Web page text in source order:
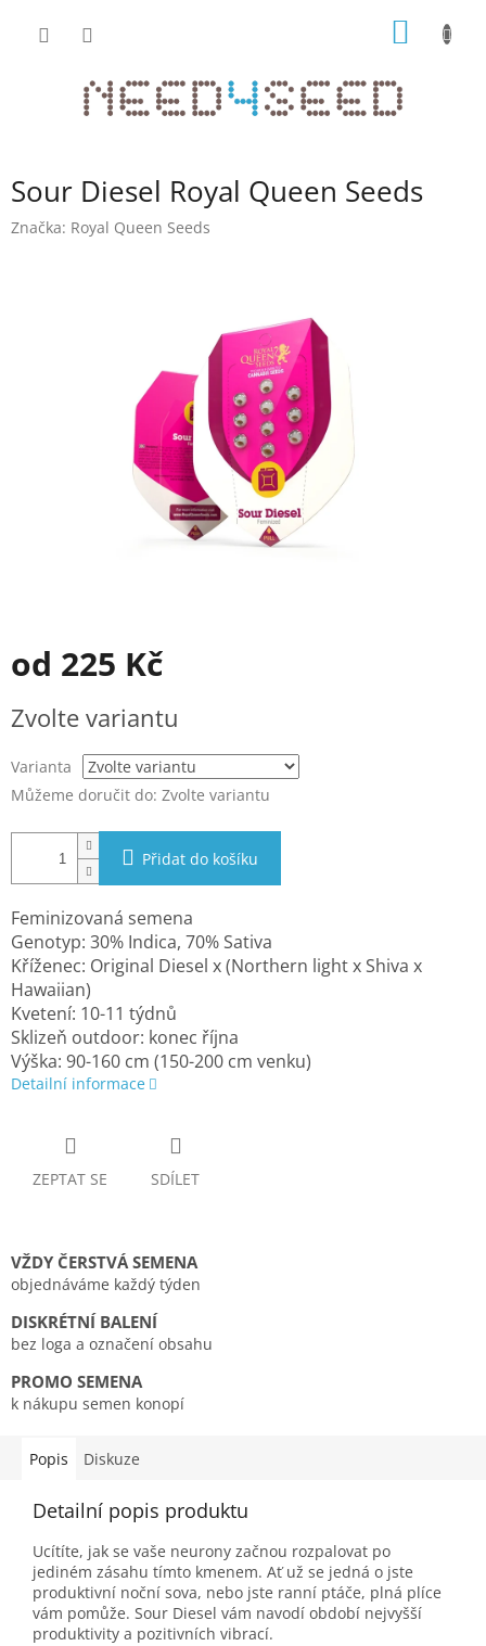
Sour Diesel Royal Queen Seeds
Značka: Royal Queen Seeds
od 225 Kč
cena:
Zvolte variantu
Varianta
Můžeme doručit do: Zvolte variantu
Přidat do košíku
Feminizovaná semena
Genotyp: 30% Indica, 70% Sativa
Kříženec: Original Diesel x (Northern light x Shiva x
Hawaiian)
Kvetení: 10-11 týdnů
Sklizeň outdoor: konec října
Výška: 90-160 cm (150-200 cm venku)
Detailní informace
ZEPTAT SE SDÍLET
VŽDY ČERSTVÁ SEMENA
objednáváme každý týden
DISKRÉTNÍ BALENÍ
bez loga a označení obsahu
PROMO SEMENA
k nákupu semen konopí
Popis Diskuze
Detailní popis produktu
Ucítíte, jak se vaše neurony začnou rozpalovat po
jediném zásahu tímto kmenem. Ať už se jedná o jste
produktivní noční sova, nebo jste ranní ptáče, plná plíce
vám pomůže. Sour Diesel vám navodí období nejvyšší
produktivity a pozitivních vibrací.